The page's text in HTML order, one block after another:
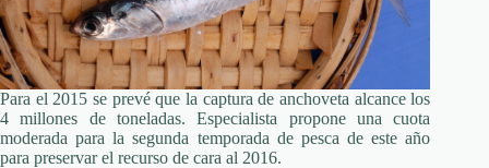
Para el 2015 se prevé que la captura de anchoveta alcance los
4 millones de toneladas. Especialista propone una cuota
moderada para la segunda temporada de pesca de este año
para preservar el recurso de cara al 2016.